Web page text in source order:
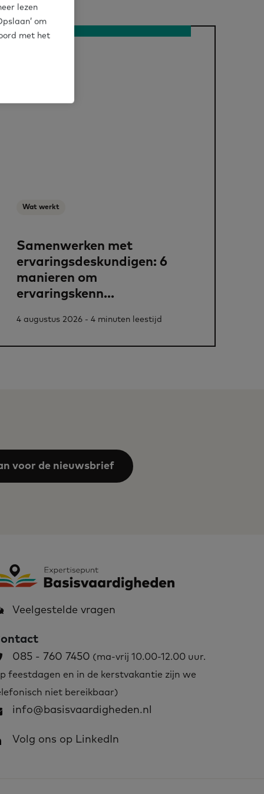
Wat werkt
Samenwerken met
ervaringsdeskundigen: 6
manieren om
ervaringskenn...
4 augustus 2026 - 4 minuten leestijd
voor de nieuwsbrief
Veelgestelde vragen
085 - 760 7450 (ma-vrij 10.00-12.00 uur.
feestdagen en in de kerstvakantie zijn we
niet bereikbaar)
info@basisvaardigheden.nl
Volg ons op LinkedIn
lezen
om
met het